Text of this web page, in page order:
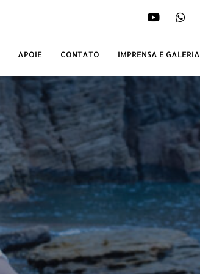
APOIE CONTATO IMPRENSA E GALERIA